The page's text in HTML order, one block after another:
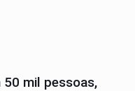
mil pessoas,